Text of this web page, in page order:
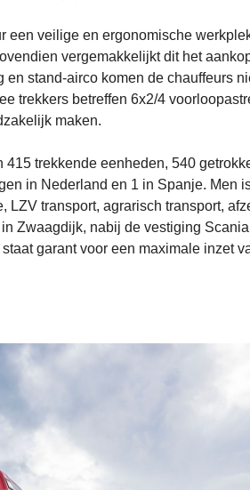
een veilige en ergonomische
vergemakkelijkt dit het
stand-airco komen de chauffeurs
trekkers betreffen 6x2/4
maken.
trekkende eenheden, 540
in Nederland en 1 in Spanje. Men
transport, agrarisch transport,
Zwaagdijk, nabij de vestiging
garant voor een maximale inzet